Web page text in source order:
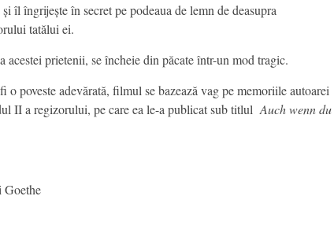
îl îngrijește în secret pe podeaua de lemn de deasupra
tatălui ei.
acestei prietenii, se încheie din păcate într-un mod tragic.
o poveste adevărată, filmul se bazează vag pe memoriile autoarei
II a regizorului, pe care ea le-a publicat sub titlul Auch wenn du
Goethe